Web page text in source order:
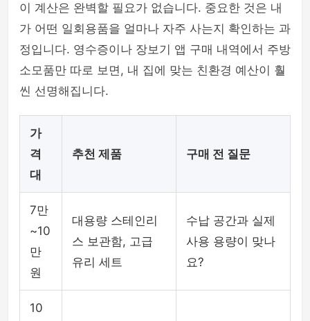
이 계산은 완벽할 필요가 없습니다. 중요한 것은 내
가 어떤 일회용품을 얼마나 자주 사는지 확인하는 과
정입니다. 영수증이나 장보기 앱 구매 내역에서 주방
소모품만 따로 보면, 내 집에 맞는 친환경 예산이 훨
씬 선명해집니다.
가
격
대
추천 제품 구매 전 질문
7만
~10
만
원
대용량 스테인리
스 보관함, 고급
유리 세트
수납 공간과 실제
사용 용량이 맞나
요?
10